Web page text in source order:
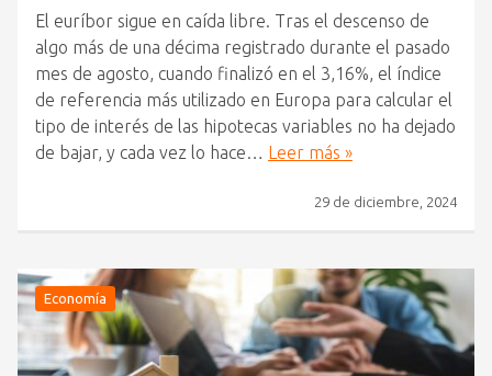
El euríbor sigue en caída libre. Tras el descenso de
algo más de una décima registrado durante el pasado
mes de agosto, cuando finalizó en el 3,16%, el índice
de referencia más utilizado en Europa para calcular el
tipo de interés de las hipotecas variables no ha dejado
de bajar, y cada vez lo hace… Leer más »
29 de diciembre, 2024
Economía